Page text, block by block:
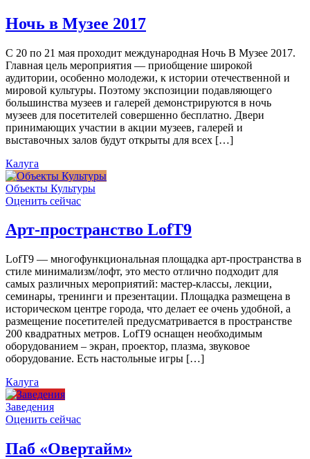
Ночь в Музее 2017
С 20 по 21 мая проходит международная Ночь В Музее 2017.
Главная цель мероприятия — приобщение широкой
аудитории, особенно молодежи, к истории отечественной и
мировой культуры. Поэтому экспозиции подавляющего
большинства музеев и галерей демонстрируются в ночь
музеев для посетителей совершенно бесплатно. Двери
принимающих участии в акции музеев, галерей и
выставочных залов будут открыты для всех […]
Калуга
Объекты Культуры
Оценить сейчас
Арт-пространство LofT9
LofT9 — многофункциональная площадка арт-пространства в
стиле минимализм/лофт, это место отлично подходит для
самых различных мероприятий: мастер-классы, лекции,
семинары, тренинги и презентации. Площадка размещена в
историческом центре города, что делает ее очень удобной, а
размещение посетителей предусматривается в пространстве
200 квадратных метров. LofT9 оснащен необходимым
оборудованием – экран, проектор, плазма, звуковое
оборудование. Есть настольные игры […]
Калуга
Заведения
Оценить сейчас
Паб «Овертайм»